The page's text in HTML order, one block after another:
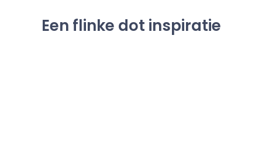
Een flinke dot inspiratie